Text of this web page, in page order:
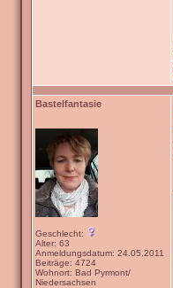
Bastelfantasie
Geschlecht:
Alter: 63
Anmeldungsdatum: 24.05.2011
Beiträge: 4724
Wohnort: Bad Pyrmont/
Niedersachsen